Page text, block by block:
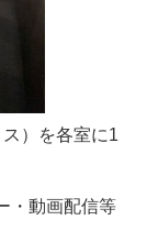
）を各室に1
・動画配信等